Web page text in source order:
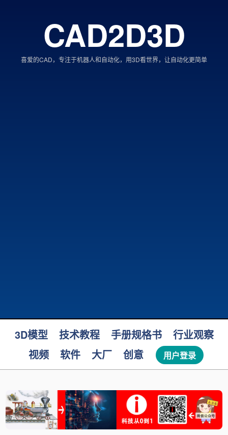
CAD2D3D
喜爱的CAD，专注于机器人和自动化，用3D看世界，让自动化更简单
3D模型 技术教程 手册规格书
行业观察
视频
软件 大厂 创意 用户登录